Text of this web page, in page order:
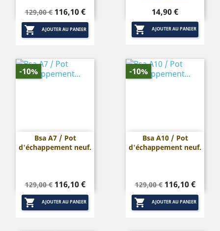
Prix
de
base
129,00 € Prix
116,10 €
 AJOUTER AU PANIER
Prix
14,90 €
 AJOUTER AU PANIER
Bsa A7 / Pot
d'échappement neuf.
Prix
de
base
129,00 € Prix
116,10 €
 AJOUTER AU PANIER
-10%
Bsa A10 / Pot
d'échappement neuf.
Prix
de
base
129,00 € Prix
116,10 €
 AJOUTER AU PANIER
-10%